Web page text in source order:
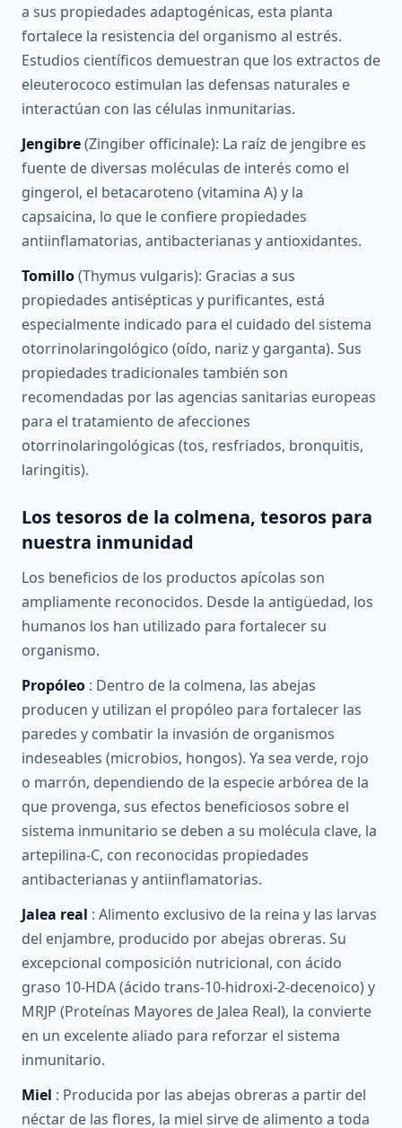
a sus propiedades adaptogénicas, esta planta
fortalece la resistencia del organismo al estrés.
Estudios científicos demuestran que los extractos de
eleuterococo estimulan las defensas naturales e
interactúan con las células inmunitarias.
Jengibre(Zingiber officinale): La raíz de jengibre es
fuente de diversas moléculas de interés como el
gingerol, el betacaroteno (vitamina A) y la
capsaicina, lo que le confiere propiedades
antiinflamatorias, antibacterianas y antioxidantes.
Tomillo(Thymus vulgaris): Gracias a sus
propiedades antisépticas y purificantes, está
especialmente indicado para el cuidado del sistema
otorrinolaringológico (oído, nariz y garganta). Sus
propiedades tradicionales también son
recomendadas por las agencias sanitarias europeas
para el tratamiento de afecciones
otorrinolaringológicas (tos, resfriados, bronquitis,
laringitis).
Los tesoros de la colmena, tesoros para
nuestra inmunidad
Los beneficios de los productos apícolas son
ampliamente reconocidos. Desde la antigüedad, los
humanos los han utilizado para fortalecer su
organismo.
Propóleo : Dentro de la colmena, las abejas
producen y utilizan el propóleo para fortalecer las
paredes y combatir la invasión de organismos
indeseables (microbios, hongos). Ya sea verde, rojo
o marrón, dependiendo de la especie arbórea de la
que provenga, sus efectos beneficiosos sobre el
sistema inmunitario se deben a su molécula clave, la
artepilina-C, con reconocidas propiedades
antibacterianas y antiinflamatorias.
Jalea real : Alimento exclusivo de la reina y las larvas
del enjambre, producido por abejas obreras. Su
excepcional composición nutricional, con ácido
graso 10-HDA (ácido trans-10-hidroxi-2-decenoico) y
MRJP (Proteínas Mayores de Jalea Real), la convierte
en un excelente aliado para reforzar el sistema
inmunitario.
Miel : Producida por las abejas obreras a partir del
néctar de las flores, la miel sirve de alimento a toda